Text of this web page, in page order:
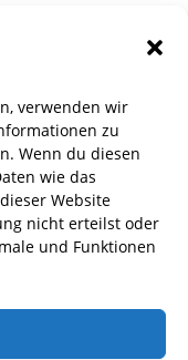
verwenden wir
zu
Wenn du diesen
wie das
Website
nicht erteilst oder
und Funktionen